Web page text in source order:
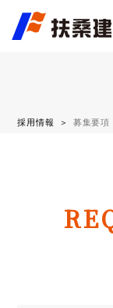
採用情報 募集要項